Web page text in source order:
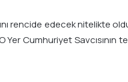
rencide edecek nitelikte
Cumhuriyet Savcısının